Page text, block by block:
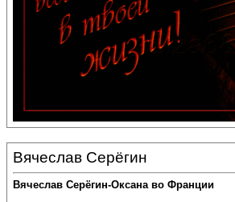
Вячеслав Серёгин
Вячеслав Серёгин-Оксана во Франции